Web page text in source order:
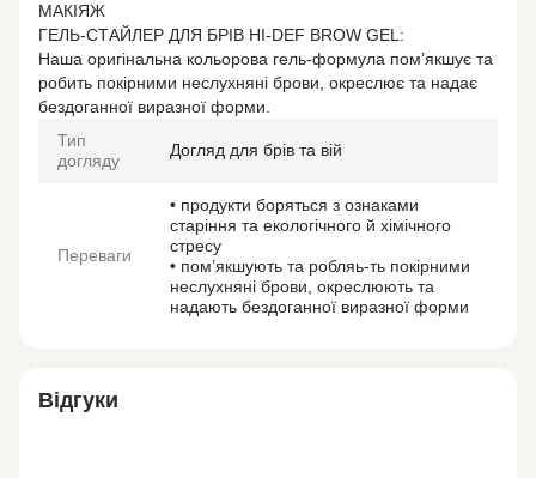
МАКІЯЖ
ГЕЛЬ-СТАЙЛЕР ДЛЯ БРІВ HI-DEF BROW GEL:
Наша оригінальна кольорова гель-формула пом’якшує та
робить покірними неслухняні брови, окреслює та надає
бездоганної виразної форми.
Тип
догляду
Догляд для брів та вій
Переваги
• продукти боряться з ознаками
старіння та екологічного й хімічного
стресу
• пом’якшують та робляь-ть покірними
неслухняні брови, окреслюють та
надають бездоганної виразної форми
Відгуки